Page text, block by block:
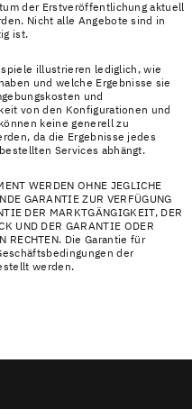
der Erstveröffentlichung aktuell
Nicht alle Angebote sind in
ist.
illustrieren lediglich, wie
und welche Ergebnisse sie
und
von den Konfigurationen und
keine generell zu
da die Ergebnisse jedes
Services abhängt.
WERDEN OHNE JEGLICHE
GARANTIE ZUR VERFÜGUNG
DER MARKTGÄNGIGKEIT, DER
UND DER GARANTIE ODER
RECHTEN. Die Garantie für
der
werden.